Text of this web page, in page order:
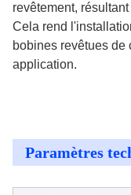
revêtement,
Cela rend
bobines revêtues
application.
Paramètres